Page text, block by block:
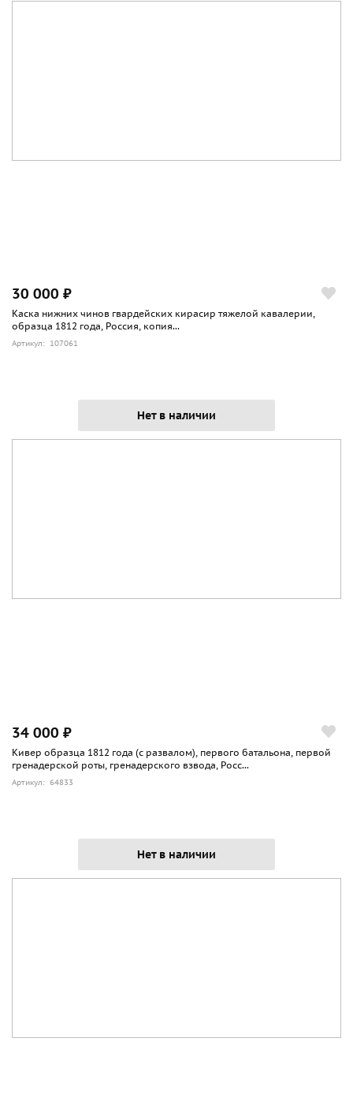
30 000 ₽
Каска нижних чинов гвардейских кирасир тяжелой кавалерии,
образца 1812 года, Россия, копия...
Артикул: 107061
Нет в наличии
34 000 ₽
Кивер образца 1812 года (с развалом), первого батальона, первой
гренадерской роты, гренадерского взвода, Росс...
Артикул: 64833
Нет в наличии